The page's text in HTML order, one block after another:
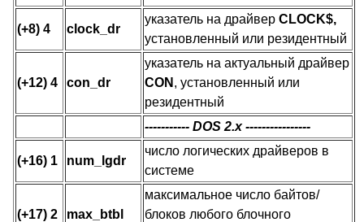
(+8) 4 clock_dr
указатель на драйвер CLOCK$,
установленный или резидентный
(+12) 4 con_dr
указатель на актуальный драйвер
CON , установленный или
резидентный
----------- DOS 2.x ----------------
(+16) 1 num_lgdr
число логических драйверов в
системе
(+17) 2 max_btbl
максимальное число байтов/
блоков любого блочного